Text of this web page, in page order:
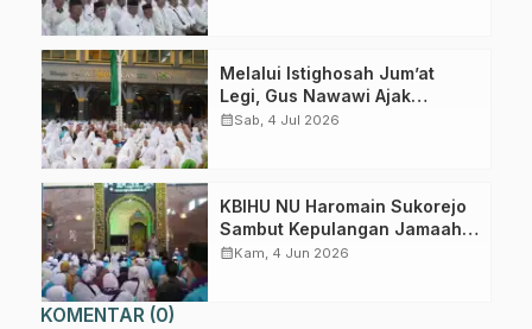
Melalui Istighosah Jum’at
Legi, Gus Nawawi Ajak
Wujudkan Digdaya NU
calendar_monthSab, 4 Jul 2026
KBIHU NU Haromain Sukorejo
Sambut Kepulangan Jamaah
Haji 2026, Perkuat Khidmah
calendar_monthKam, 4 Jun 2026
KOMENTAR (0)